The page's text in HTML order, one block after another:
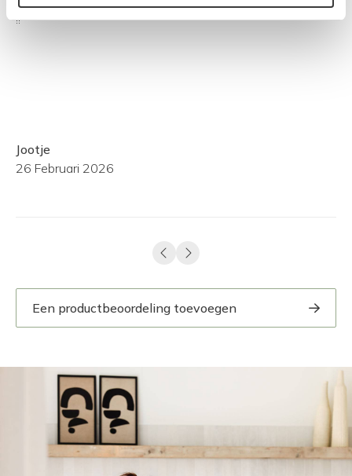
!!
Jootje
26 Februari 2026
Een productbeoordeling toevoegen